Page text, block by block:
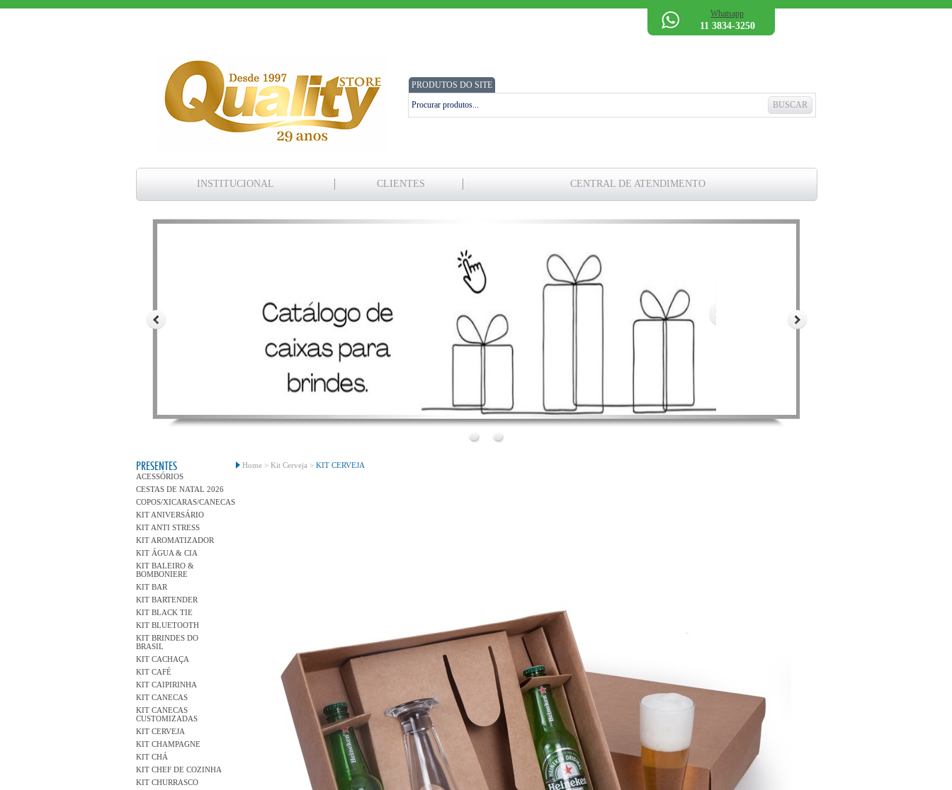
Whatsapp
11 3834-3250
PRODUTOS DO SITE
INSTITUCIONAL CLIENTES CENTRAL DE ATENDIMENTO
Bem Vindo!
PRESENTES
ACESSÓRIOS
CESTAS DE NATAL 2026
COPOS/XICARAS/CANECAS
KIT ANIVERSÁRIO
KIT ANTI STRESS
KIT AROMATIZADOR
KIT ÁGUA & CIA
KIT BALEIRO &
BOMBONIERE
KIT BAR
KIT BARTENDER
KIT BLACK TIE
KIT BLUETOOTH
KIT BRINDES DO
BRASIL
KIT CACHAÇA
KIT CAFÉ
KIT CAIPIRINHA
KIT CANECAS
KIT CANECAS
CUSTOMIZADAS
KIT CERVEJA
KIT CHAMPAGNE
KIT CHÁ
KIT CHEF DE COZINHA
KIT CHURRASCO
Home > Kit Cerveja > KIT CERVEJA